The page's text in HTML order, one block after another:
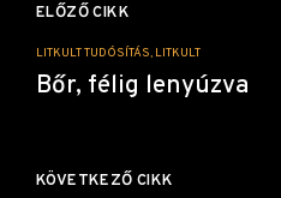
navigáció
ELŐZŐ CIKK
LITKULT TUDÓSÍTÁS, LITKULT
Bőr, félig lenyúzva
KÖVETKEZŐ CIKK